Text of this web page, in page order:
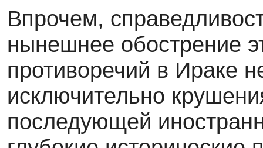
Впрочем,
нынешнее обострение
противоречий в Ираке
исключительно
последующей